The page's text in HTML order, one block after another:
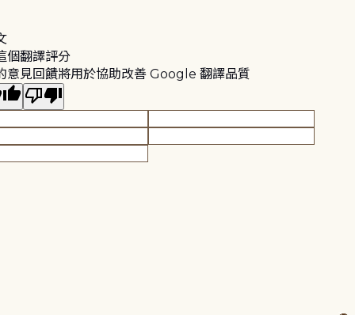
個翻譯評分
意見回饋將用於協助改善 Google 翻譯品質